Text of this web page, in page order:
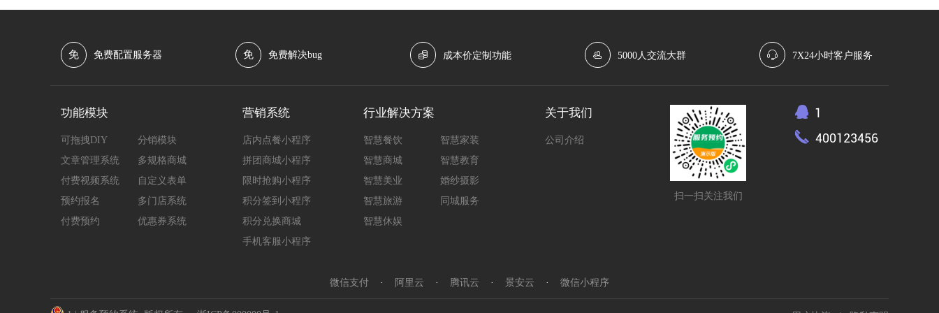
免 免费配置服务器 免 免费解决bug 成本价定制功能 5000人交流大群 7X24小时客户服务
功能模块
可拖拽DIY
分销模块
文章管理系统
多规格商城
付费视频系统
自定义表单
预约报名
多门店系统
付费预约
优惠券系统
营销系统
店内点餐小程序
拼团商城小程序
限时抢购小程序
积分签到小程序
积分兑换商城
手机客服小程序
行业解决方案
智慧餐饮
智慧家装
智慧商城
智慧教育
智慧美业
婚纱摄影
智慧旅游
同城服务
智慧休娱
关于我们
公司介绍
1
400123456
扫一扫关注我们
微信支付 · 阿里云 · 腾讯云 · 景安云 · 微信小程序